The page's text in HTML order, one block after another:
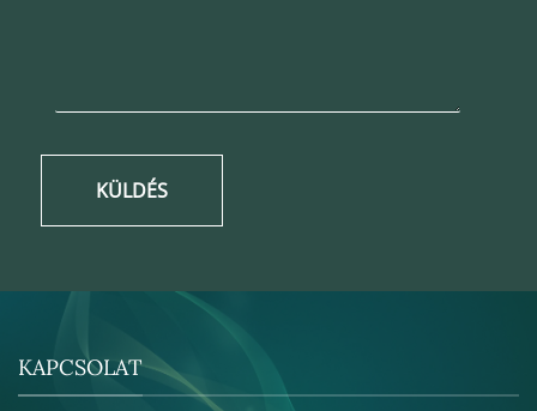
KÜLDÉS
KAPCSOLAT